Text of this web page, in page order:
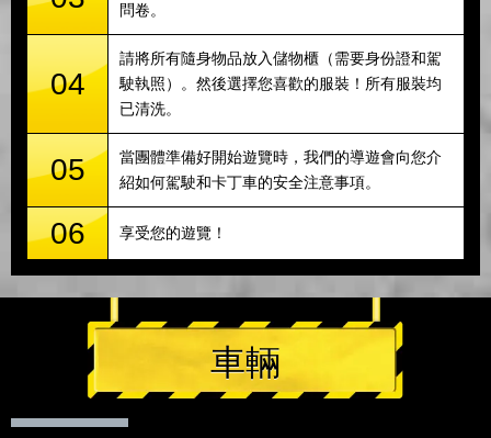
問卷。
04
請將所有隨身物品放入儲物櫃（需要身份證和駕
駛執照）。然後選擇您喜歡的服裝！所有服裝均
已清洗。
05
當團體準備好開始遊覽時，我們的導遊會向您介
紹如何駕駛和卡丁車的安全注意事項。
06 享受您的遊覽！
車輛